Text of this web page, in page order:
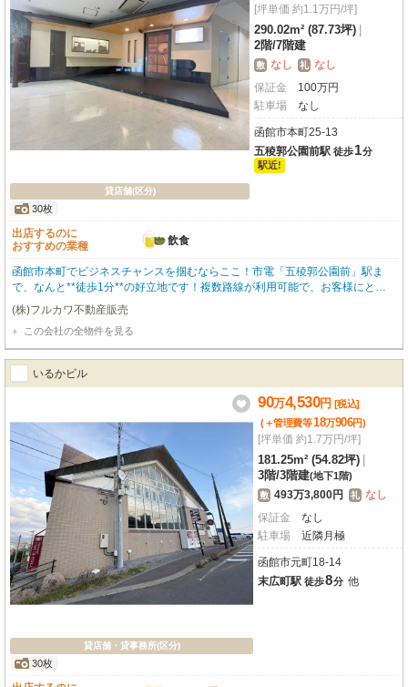
貸店舗(区分)
30枚
[坪単価 約1.1万円/坪]
290.02m² (87.73坪)
2階/7階建
敷 なし 礼 なし
保証金
100万円
駐車場
なし
函館市本町25-13
五稜郭公園前駅 徒歩1分
駅近!
出店するのに
おすすめの業種
飲食
函館市本町でビジネスチャンスを掴むならここ！市電「五稜郭公園前」駅ま
で、なんと**徒歩1分**の好立地です！複数路線が利用可能で、お客様にとっ
ても従業員様にとってもアクセスは大変良好。周辺にはショッピングセンター
「シエスタハコダテ」や飲食店、ドラッグストアなどが多数立ち並ぶ賑やかな
エリアで、安定した集客が見込めます。広々とした専有面積290㎡（約87.7
坪）の2階部分。鉄筋コンクリート造で堅牢な建物にはエレベーターも完備し
ており、お客様もスムーズにご来店いただけます。重飲食を含む飲食全般に対
応可能！ビルトインエアコン、照明器具、ガス・給排水設備といった充実の設
備が揃っており、開店準備もスムーズに進められます。函館の中心地で新たな
一歩を踏み出しませんか？ぜひ一度現地をご覧ください！
(株)フルカワ不動産販売
この会社の全物件を見る
いるかビル
貸店舗・貸事務所(区分)
30枚
90万4,530円 [税込]
(＋管理費等18万906円)
[坪単価 約1.7万円/坪]
181.25m² (54.82坪)
3階/3階建(地下1階)
敷 493万3,800円 礼 なし
保証金
なし
駐車場
近隣月極
函館市元町18-14
末広町駅 徒歩8分 他